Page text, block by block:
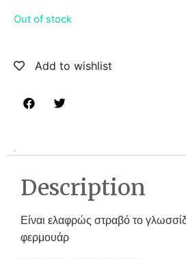
Out of stock
Add to wishlist
Description
Είναι ελαφρώς στραβό το
φερμουάρ